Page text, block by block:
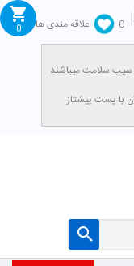
0
علاقه مندی ها
0